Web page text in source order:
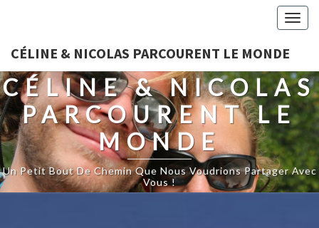
CÉLINE & NICOLAS PARCOURENT LE MONDE
CÉLINE & NICOLAS
PARCOURENT LE
MONDE
Un Petit Bout De Chemin Que Nous Voudrions Partager Avec
Vous !